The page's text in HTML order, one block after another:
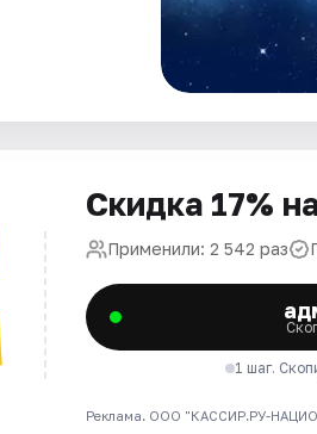
Скидка 17%
Применили: 2 542 раз
1 шаг.
Реклама. ООО "КАССИР.РУ-